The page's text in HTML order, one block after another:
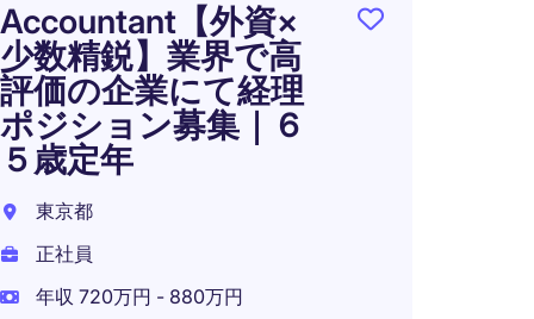
Accountant【外資×
少数精鋭】業界で高
評価の企業にて経理
ポジション募集｜６
５歳定年
東京都
正社員
年収 720万円 - 880万円